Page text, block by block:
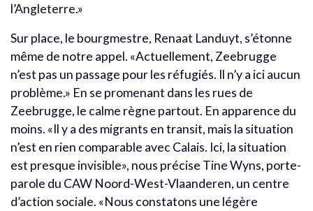
l’Angleterre.»
Sur place, le bourgmestre, Renaat Landuyt, s’étonne
même de notre appel. «Actuellement, Zeebrugge
n’est pas un passage pour les réfugiés. Il n’y a ici aucun
problème.» En se promenant dans les rues de
Zeebrugge, le calme règne partout. En apparence du
moins. «Il y a des migrants en transit, mais la situation
n’est en rien comparable avec Calais. Ici, la situation
est presque invisible», nous précise Tine Wyns, porte-
parole du CAW Noord-West-Vlaanderen, un centre
d’action sociale. «Nous constatons une légère